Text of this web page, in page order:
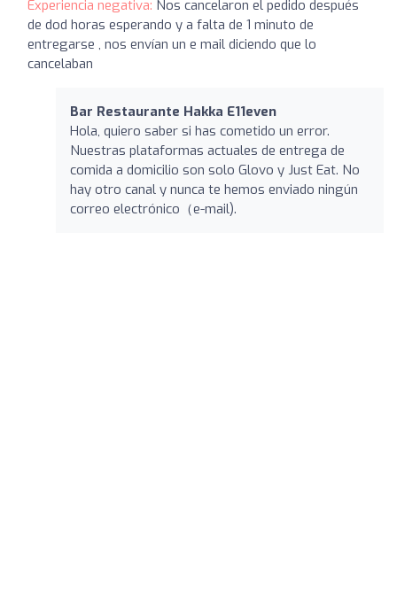
Experiencia negativa: Nos cancelaron el pedido después
de dod horas esperando y a falta de 1 minuto de
entregarse , nos envían un e mail diciendo que lo
cancelaban
Bar Restaurante Hakka E11even
Hola, quiero saber si has cometido un error.
Nuestras plataformas actuales de entrega de
comida a domicilio son solo Glovo y Just Eat. No
hay otro canal y nunca te hemos enviado ningún
correo electrónico（e-mail).